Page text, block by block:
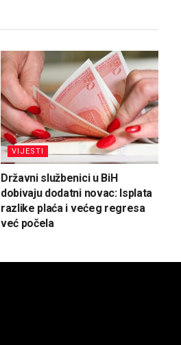
VIJESTI
Državni službenici u BiH
dobivaju dodatni novac: Isplata
razlike plaća i većeg regresa
već počela